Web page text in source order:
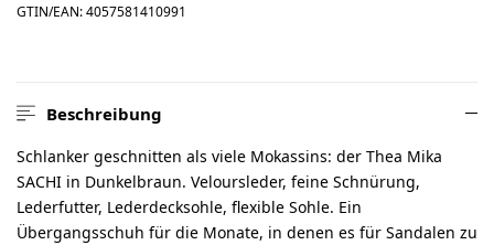
GTIN/EAN:4057581410991
Beschreibung
Schlanker geschnitten als viele Mokassins: der Thea Mika
SACHI in Dunkelbraun. Veloursleder, feine Schnürung,
Lederfutter, Lederdecksohle, flexible Sohle. Ein
Übergangsschuh für die Monate, in denen es für Sandalen zu